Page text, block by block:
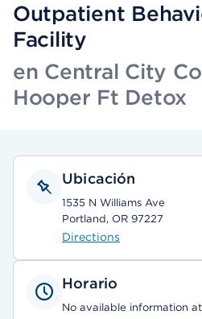
Outpatient
Facility
en Central City
Hooper Ft Detox
Ubicación
1535 N Williams Ave
Portland, OR 97227
Directions
Horario
No available information